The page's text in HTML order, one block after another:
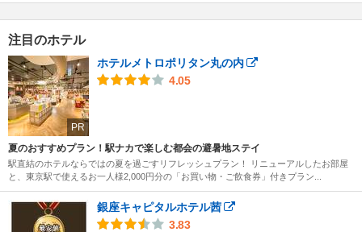
注目のホテル
PR
ホテルメトロポリタン丸の内
4.05
夏のおすすめプラン！駅ナカで楽しむ都会の避暑地ステイ
駅直結のホテルならではの夏を過ごすリフレッシュプラン！ リニューアルしたお部屋
と、東京駅で使えるお一人様2,000円分の「お買い物・ご飲食券」付きプラン...
銀座キャピタルホテル茜
3.83